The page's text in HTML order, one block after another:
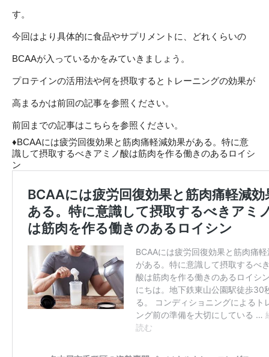
す。
今回はより具体的に食品やサプリメントに、どれくらいの
BCAAが入っているかをみていきましょう。
プロテインの活用法や何を摂取するとトレーニングの効果が
高まるかは前回の記事を参照ください。
前回までの記事はこちらを参照ください。
♦BCAAには疲労回復効果と筋肉痛軽減効果がある。特に意
識して摂取するべきアミノ酸は筋肉を作る働きのあるロイシ
ン